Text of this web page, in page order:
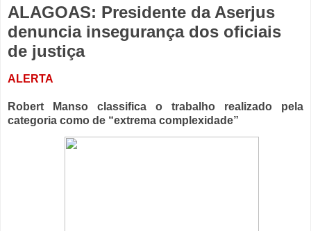
ALAGOAS: Presidente da Aserjus
denuncia insegurança dos oficiais
de justiça
ALERTA
Robert Manso classifica o trabalho realizado pela
categoria como de “extrema complexidade”